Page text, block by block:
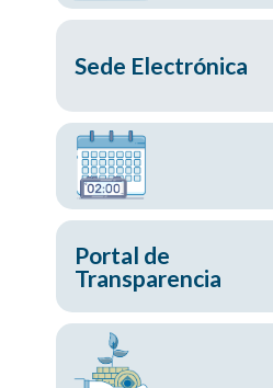
Sede Electrónica
Portal de
Transparencia